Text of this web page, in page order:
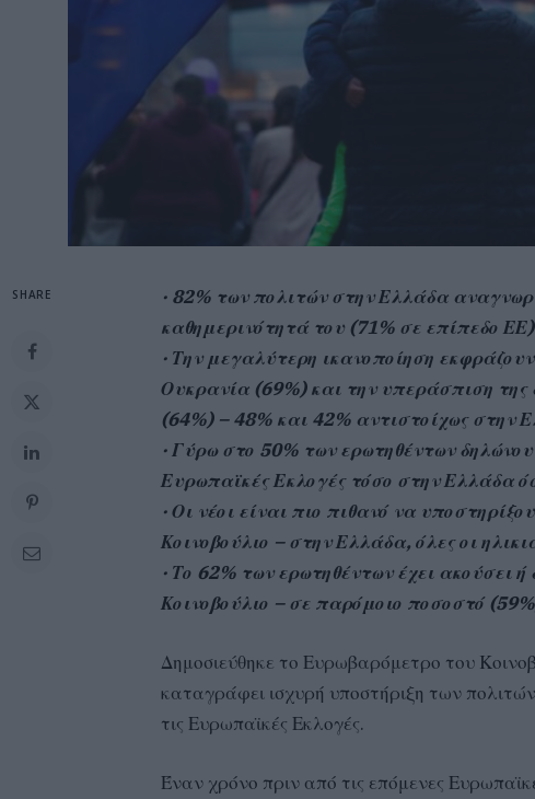
SHARE
· 82% των πολιτών στην Ελλάδα
καθημερινότητά του (71% σε επίπεδο ΕΕ)
· Την μεγαλύτερη ικανοποίηση
Ουκρανία (69%) και την υπεράσπιση της
(64%) – 48% και 42% αντιστοίχως στην
· Γύρω στο 50% των ερωτηθέντων
Ευρωπαϊκές Εκλογές τόσο στην Ελλάδα
· Οι νέοι είναι πιο πιθανό να
Κοινοβούλιο – στην Ελλάδα, όλες οι
· Το 62% των ερωτηθέντων έχει ακούσει
Κοινοβούλιο – σε παρόμοιο ποσοστό
Δημοσιεύθηκε το Ευρωβαρόμετρο του
καταγράφει ισχυρή υποστήριξη των
τις Ευρωπαϊκές Εκλογές.
Έναν χρόνο πριν από τις επόμενες